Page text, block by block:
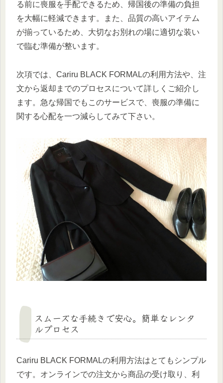
る前に喪服を手配できるため、帰国後の準備の負担
を大幅に軽減できます。また、品質の高いアイテム
が揃っているため、大切なお別れの場に適切な装い
で臨む準備が整います。
次項では、Cariru BLACK FORMALの利用方法や、注
文から返却までのプロセスについて詳しくご紹介し
ます。急な帰国でもこのサービスで、喪服の準備に
関する心配を一つ減らしてみて下さい。
スムーズな手続きで安心。簡単なレンタ
ルプロセス
Cariru BLACK FORMALの利用方法はとてもシンプル
です。オンラインでの注文から商品の受け取り、利